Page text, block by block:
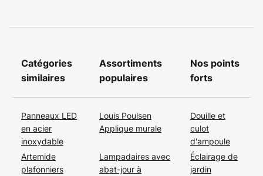
Catégories
similaires
Assortiments
populaires
Nos points
forts
Panneaux LED
en acier
inoxydable
Louis Poulsen
Applique murale
Douille et
culot
d'ampoule
Artemide
plafonniers
Lampadaires avec
abat-jour à
Éclairage de
jardin